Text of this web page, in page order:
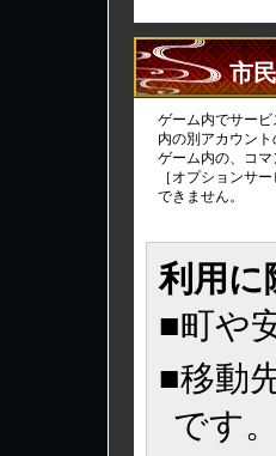
市
ゲーム内でサー
内の別アカウン
ゲーム内の、コ
［オプションサ
できません。
利用に
■町や
■移動
です。